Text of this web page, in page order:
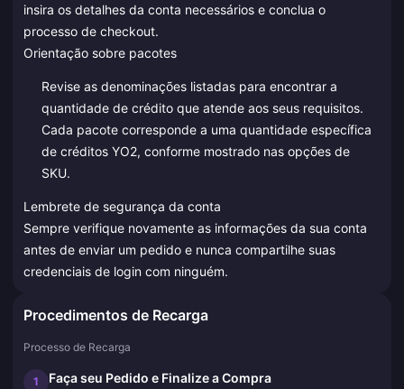
insira os detalhes da conta necessários e conclua o
processo de checkout.
Orientação sobre pacotes
Revise as denominações listadas para encontrar a
quantidade de crédito que atende aos seus requisitos.
Cada pacote corresponde a uma quantidade específica
de créditos YO2, conforme mostrado nas opções de
SKU.
Lembrete de segurança da conta
Sempre verifique novamente as informações da sua conta
antes de enviar um pedido e nunca compartilhe suas
credenciais de login com ninguém.
Procedimentos de Recarga
Processo de Recarga
1 Faça seu Pedido e Finalize a Compra